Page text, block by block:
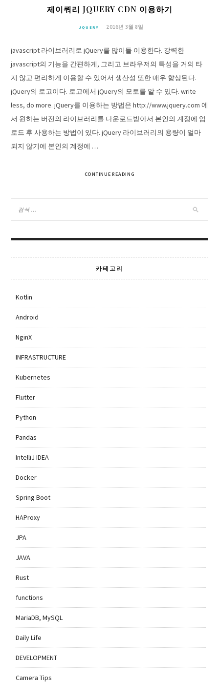
제이쿼리 JQUERY CDN 이용하기
JQUERY 2016년 3월 8일
javascript 라이브러리로 jQuery를 많이들 이용한다. 강력한
javascript의 기능을 간편하게, 그리고 브라우저의 특성을 거의 타
지 않고 편리하게 이용할 수 있어서 생산성 또한 매우 향상된다.
jQuery의 로고이다. 로고에서 jQuery의 모토를 알 수 있다. write
less, do more. jQuery를 이용하는 방법은 http://www.jquery.com 에
서 원하는 버전의 라이브러리를 다운로드받아서 본인의 계정에 업
로드 후 사용하는 방법이 있다. jQuery 라이브러리의 용량이 얼마
되지 않기에 본인의 계정에 …
CONTINUE READING
카테고리
Kotlin
Android
NginX
INFRASTRUCTURE
Kubernetes
Flutter
Python
Pandas
IntelliJ IDEA
Docker
Spring Boot
HAProxy
JPA
JAVA
Rust
functions
MariaDB, MySQL
Daily Life
DEVELOPMENT
Camera Tips